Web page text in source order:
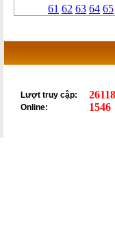
61 62 63 64 65
Lượt truy cập:
Online: 1546